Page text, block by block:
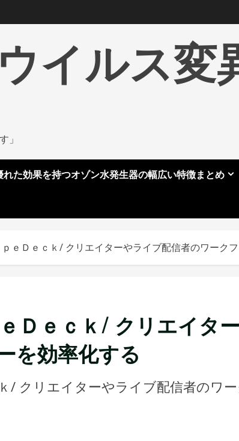
イルス変
」
た効果を持つオゾン水発生器の幅広い特徴まとめ
ｐｅＤｅｃｋ/ クリエイターやライブ配信者のワーク
ｅＤｅｃｋ/ クリエイタ
を効率化する
/ クリエイターやライブ配信者のワ